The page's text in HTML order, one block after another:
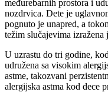
međurebarnih prostora i
nozdrvica. Dete je
pognuto je unapred, a
težim slučajevima izražena
U uzrastu do tri godine,
udružena sa visokim
astme, takozvani
alergijska astma kod dece